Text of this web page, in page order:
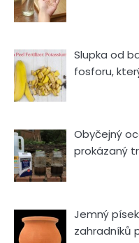
Slupka od
fosforu,
Obyčejný
prokázaný
Jemný
zahradníků